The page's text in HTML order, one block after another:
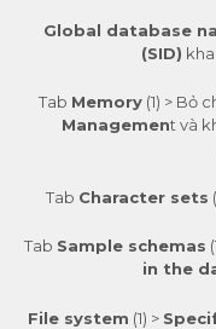
Global database
(SID)
Tab Memory(1) > Bỏ
Management và
Tab Character sets
Tab Sample schemas
in the
File system (1) >